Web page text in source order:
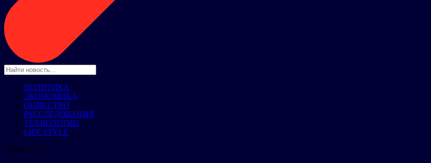
ПОЛИТИКА
ЭКОНОМИКА
ОБЩЕСТВО
РАССЛЕДОВАНИЯ
ТЕХНОЛОГИИ
LIFE STYLE
ОБЩЕСТВО